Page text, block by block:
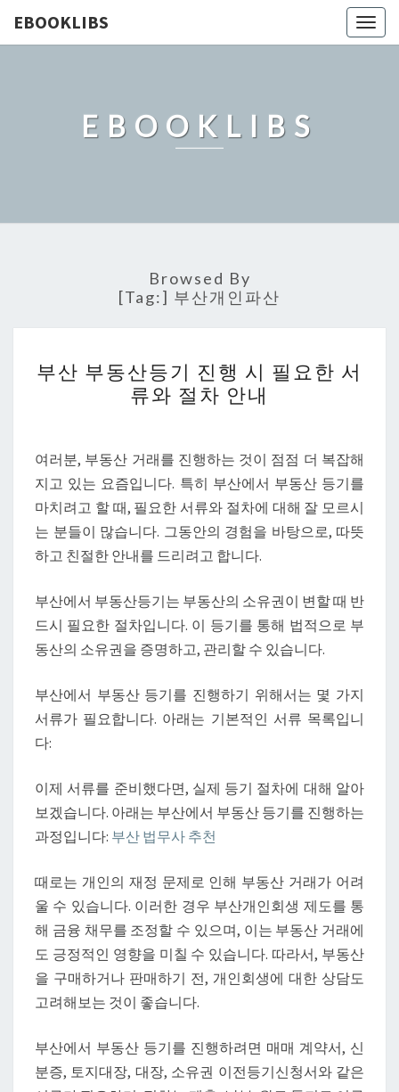
EBOOKLIBS
EBOOKLIBS
Browsed By
[Tag:] 부산개인파산
산
부
산
등
기
진
필
요
한
류
와
안
내
부산 부동산등기 진행 시 필요한 서
류와 절차 안내
여러분, 부동산 거래를 진행하는 것이 점점 더 복잡해
지고 있는 요즘입니다. 특히 부산에서 부동산 등기를
마치려고 할 때, 필요한 서류와 절차에 대해 잘 모르시
는 분들이 많습니다. 그동안의 경험을 바탕으로, 따뜻
하고 친절한 안내를 드리려고 합니다.
부산에서 부동산등기는 부동산의 소유권이 변할 때 반
드시 필요한 절차입니다. 이 등기를 통해 법적으로 부
동산의 소유권을 증명하고, 관리할 수 있습니다.
부산에서 부동산 등기를 진행하기 위해서는 몇 가지
서류가 필요합니다. 아래는 기본적인 서류 목록입니
다:
이제 서류를 준비했다면, 실제 등기 절차에 대해 알아
보겠습니다. 아래는 부산에서 부동산 등기를 진행하는
과정입니다: 부산 법무사 추천
때로는 개인의 재정 문제로 인해 부동산 거래가 어려
울 수 있습니다. 이러한 경우 부산개인회생 제도를 통
해 금융 채무를 조정할 수 있으며, 이는 부동산 거래에
도 긍정적인 영향을 미칠 수 있습니다. 따라서, 부동산
을 구매하거나 판매하기 전, 개인회생에 대한 상담도
고려해보는 것이 좋습니다.
부산에서 부동산 등기를 진행하려면 매매 계약서, 신
분증, 토지대장, 대장, 소유권 이전등기신청서와 같은